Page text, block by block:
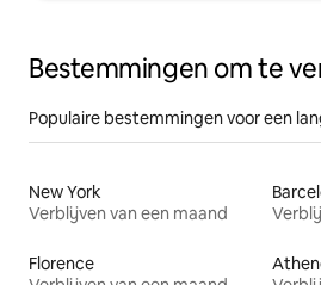
Bestemmingen om te
Populaire bestemmingen voor een
New York
Verblijven van een maand
Florence